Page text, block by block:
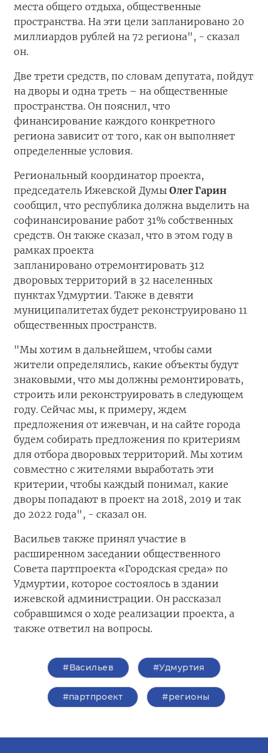
места общего отдыха, общественные
пространства. На эти цели запланировано 20
миллиардов рублей на 72 региона", - сказал
он.
Две трети средств, по словам депутата, пойдут
на дворы и одна треть – на общественные
пространства. Он пояснил, что
финансирование каждого конкретного
региона зависит от того, как он выполняет
определенные условия.
Региональный координатор проекта,
председатель Ижевской Думы Олег Гарин
сообщил, что республика должна выделить на
софинансирование работ 31% собственных
средств. Он также сказал, что в этом году в
рамках проекта
запланировано отремонтировать 312
дворовых территорий в 32 населенных
пунктах Удмуртии. Также в девяти
муниципалитетах будет реконструировано 11
общественных пространств.
"Мы хотим в дальнейшем, чтобы сами
жители определялись, какие объекты будут
знаковыми, что мы должны ремонтировать,
строить или реконструировать в следующем
году. Сейчас мы, к примеру, ждем
предложения от ижевчан, и на сайте города
будем собирать предложения по критериям
для отбора дворовых территорий. Мы хотим
совместно с жителями выработать эти
критерии, чтобы каждый понимал, какие
дворы попадают в проект на 2018, 2019 и так
до 2022 года", - сказал он.
Васильев также принял участие в
расширенном заседании общественного
Совета партпроекта «Городская среда» по
Удмуртии, которое состоялось в здании
ижевской администрации. Он рассказал
собравшимся о ходе реализации проекта, а
также ответил на вопросы.
#Васильев #Удмуртия
#партпроект #регионы